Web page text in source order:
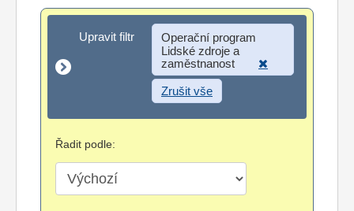
Upravit filtr
Upravit filtr
Operační program
Lidské zdroje a
zaměstnanost
Zrušit vše
Řadit podle: